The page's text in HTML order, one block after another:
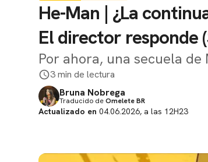
He-Man | ¿La
El director responde
Por ahora, una secuela
3 min de lectura
Bruna Nobrega
Traducido deOmelete BR
Actualizado en 04.06.2026, a las 12H23